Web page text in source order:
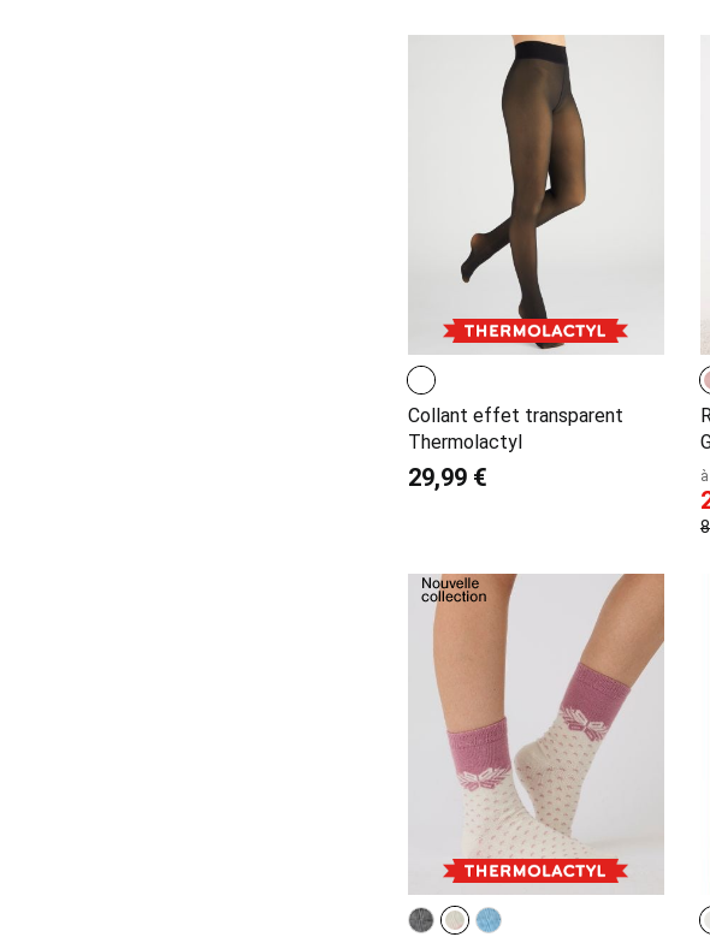
Collant effet transparent
Thermolactyl
29,99 €